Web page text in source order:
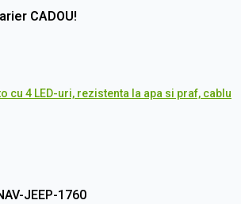
CADOU!
cu 4 LED-uri, rezistenta la apa si praf, cablu
JEEP-1760